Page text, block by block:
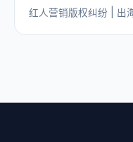
红人营销版权纠纷 | 出